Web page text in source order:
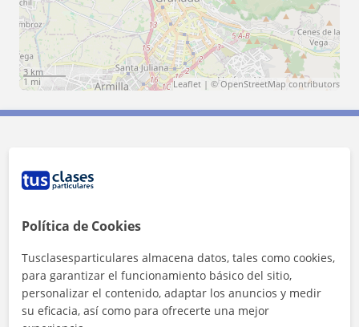
3 km
1 mi
Leaflet | ©OpenStreetMap contributors
Política de Cookies
Tusclasesparticulares almacena datos, tales como cookies,
para garantizar el funcionamiento básico del sitio,
personalizar el contenido, adaptar los anuncios y medir
su eficacia, así como para ofrecerte una mejor